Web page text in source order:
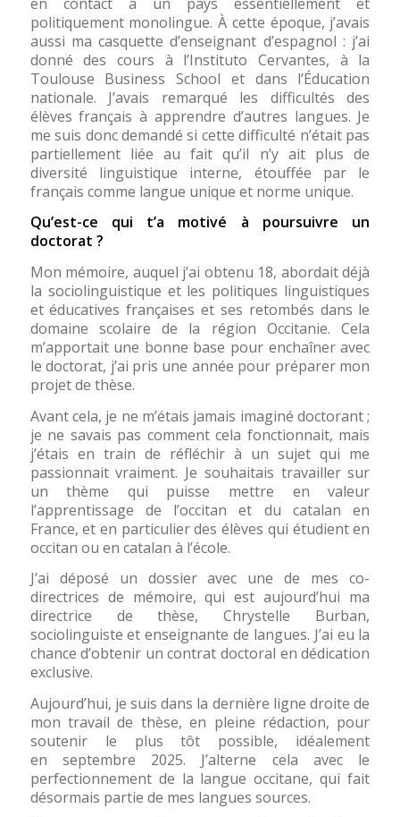
politiquement monolingue. À cette époque, j’avais
aussi ma casquette d’enseignant d’espagnol : j’ai
donné des cours à l’Instituto Cervantes, à la
Toulouse Business School et dans l’Éducation
nationale. J’avais remarqué les difficultés des
élèves français à apprendre d’autres langues. Je
me suis donc demandé si cette difficulté n’était pas
partiellement liée au fait qu’il n’y ait plus de
diversité linguistique interne, étouffée par le
français comme langue unique et norme unique.
Qu’est-ce qui t’a motivé à poursuivre un
doctorat ?
Mon mémoire, auquel j’ai obtenu 18, abordait déjà
la sociolinguistique et les politiques linguistiques
et éducatives françaises et ses retombés dans le
domaine scolaire de la région Occitanie. Cela
m’apportait une bonne base pour enchaîner avec
le doctorat, j’ai pris une année pour préparer mon
projet de thèse.
Avant cela, je ne m’étais jamais imaginé doctorant ;
je ne savais pas comment cela fonctionnait, mais
j’étais en train de réfléchir à un sujet qui me
passionnait vraiment. Je souhaitais travailler sur
un thème qui puisse mettre en valeur
l’apprentissage de l’occitan et du catalan en
France, et en particulier des élèves qui étudient en
occitan ou en catalan à l’école.
J’ai déposé un dossier avec une de mes co-
directrices de mémoire, qui est aujourd’hui ma
directrice de thèse, Chrystelle Burban,
sociolinguiste et enseignante de langues. J’ai eu la
chance d’obtenir un contrat doctoral en dédication
exclusive.
Aujourd’hui, je suis dans la dernière ligne droite de
mon travail de thèse, en pleine rédaction, pour
soutenir le plus tôt possible, idéalement
en septembre 2025. J’alterne cela avec le
perfectionnement de la langue occitane, qui fait
désormais partie de mes langues sources.